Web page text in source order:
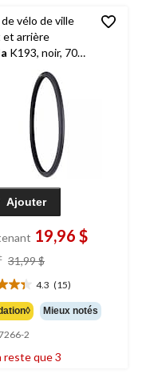
vélo de ville
et arrière
K193, noir, 700
Ajouter
19,96 $
31,99 $
31,99 $
4.3 (15)
Mieux notés
2
reste que 3